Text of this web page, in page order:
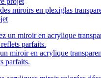
miroirs en plexiglas
miroir en acrylique
parfaits.